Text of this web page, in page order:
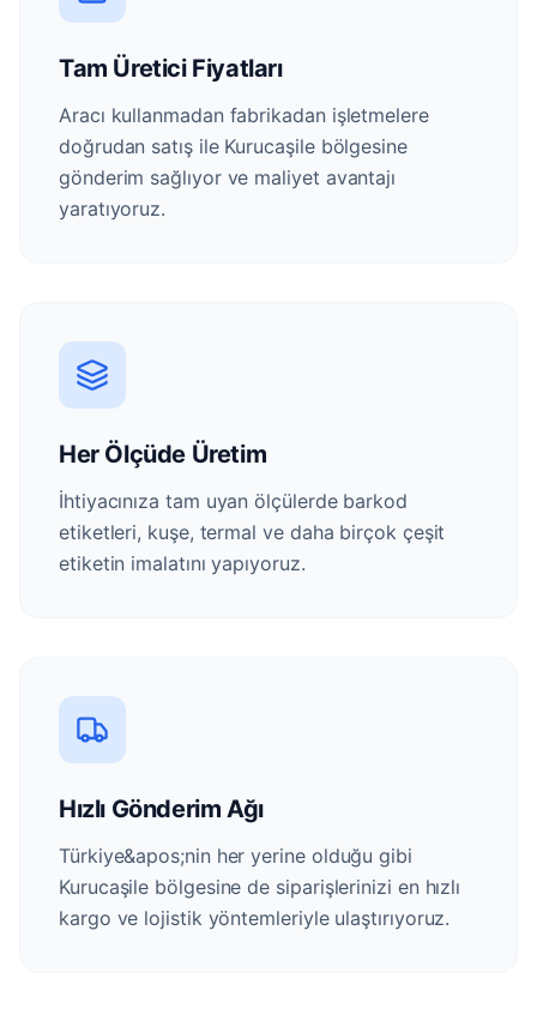
Tam Üretici Fiyatları
Aracı kullanmadan fabrikadan işletmelere
doğrudan satış ile Kurucaşile bölgesine
gönderim sağlıyor ve maliyet avantajı
yaratıyoruz.
Her Ölçüde Üretim
İhtiyacınıza tam uyan ölçülerde barkod
etiketleri, kuşe, termal ve daha birçok çeşit
etiketin imalatını yapıyoruz.
Hızlı Gönderim Ağı
Türkiye&apos;nin her yerine olduğu gibi
Kurucaşile bölgesine de siparişlerinizi en hızlı
kargo ve lojistik yöntemleriyle ulaştırıyoruz.